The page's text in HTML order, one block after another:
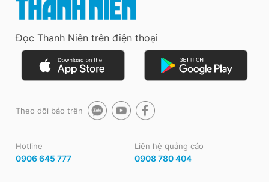
Đọc Thanh Niên trên điện thoại
Theo dõi báo trên
Hotline
0906 645 777
Liên hệ quảng cáo
0908 780 404